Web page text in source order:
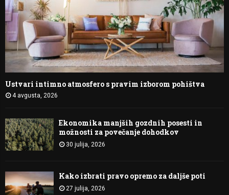
Ustvari intimno atmosfero s pravim izborom pohištva
4 avgusta, 2026
Ekonomika manjših gozdnih posesti in
možnosti za povečanje dohodkov
30 julija, 2026
Kako izbrati pravo opremo za daljše poti
27 julija, 2026